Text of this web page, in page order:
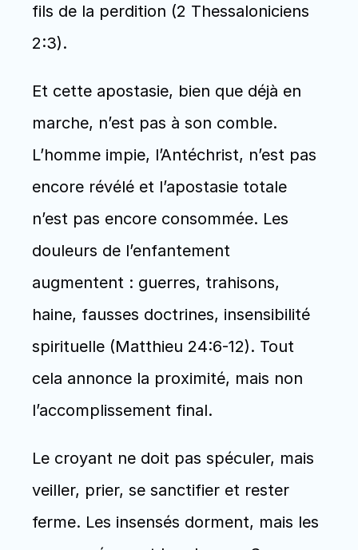
fils de la perdition (2 Thessaloniciens
2:3).
Et cette apostasie, bien que déjà en
marche, n’est pas à son comble.
L’homme impie, l’Antéchrist, n’est pas
encore révélé et l’apostasie totale
n’est pas encore consommée. Les
douleurs de l’enfantement
augmentent : guerres, trahisons,
haine, fausses doctrines, insensibilité
spirituelle (Matthieu 24:6-12). Tout
cela annonce la proximité, mais non
l’accomplissement final.
Le croyant ne doit pas spéculer, mais
veiller, prier, se sanctifier et rester
ferme. Les insensés dorment, mais les